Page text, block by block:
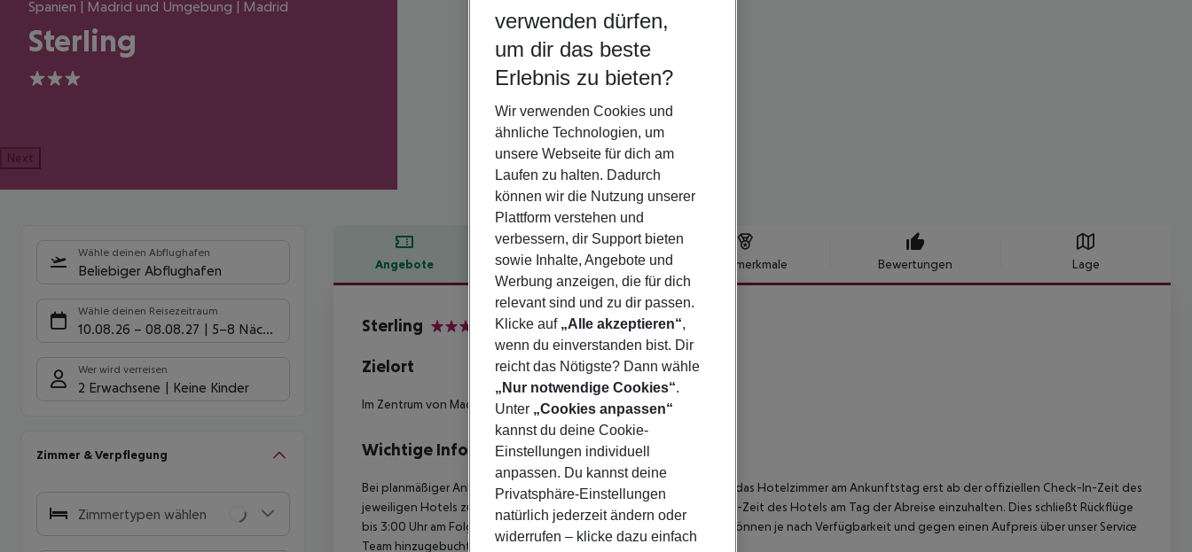
Spanien | Madrid und Umgebung | Madrid
Sterling
3
Next
Wähle deinen Abflughafen
Beliebiger Abflughafen
Wähle deinen Reisezeitraum
10.08.26 – 08.08.27 5-8 Nächte
Wer wird verreisen
2 Erwachsene Keine Kinder
Zimmer & Verpflegung
Zimmertypen wählen
Angebote Hotelbeschreibung Hotelmerkmale Bewertungen Lage
Hotelbeschreibung
Sterling
Zielort
Im Zentrum von Madrid
Wichtige Informationen
Bei planmäßiger Ankunft im Zielgebiet ab 04:00 Uhr morgens steht das Hotelzimmer am Ankunftstag erst ab der offiziellen Check-In-Zeit des
jeweiligen Hotels zur Verfügung. Ebenso ist die offizielle Check-Out-Zeit des Hotels am Tag der Abreise einzuhalten. Dies schließt Rückflüge
bis 3:00 Uhr am Folgetag ein. Früh-Check-In bzw. Spät-Check-Out können je nach Verfügbarkeit und gegen einen Aufpreis über unser Service
Team hinzugebucht werden.
verwenden dürfen,
um dir das beste
Erlebnis zu bieten?
Wir verwenden Cookies und
ähnliche Technologien, um
unsere Webseite für dich am
Laufen zu halten. Dadurch
können wir die Nutzung unserer
Plattform verstehen und
verbessern, dir Support bieten
sowie Inhalte, Angebote und
Werbung anzeigen, die für dich
relevant sind und zu dir passen.
Klicke auf „Alle akzeptieren“,
wenn du einverstanden bist. Dir
reicht das Nötigste? Dann wähle
„Nur notwendige Cookies“.
Unter „Cookies anpassen“
kannst du deine Cookie-
Einstellungen individuell
anpassen. Du kannst deine
Privatsphäre-Einstellungen
natürlich jederzeit ändern oder
widerrufen – klicke dazu einfach